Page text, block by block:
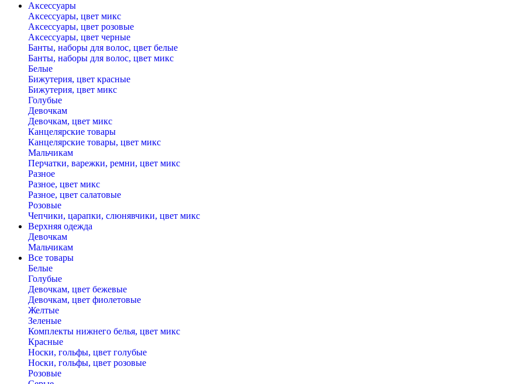
Аксессуары
Аксессуары, цвет микс
Аксессуары, цвет розовые
Аксессуары, цвет черные
Банты, наборы для волос, цвет белые
Банты, наборы для волос, цвет микс
Белые
Бижутерия, цвет красные
Бижутерия, цвет микс
Голубые
Девочкам
Девочкам, цвет микс
Канцелярские товары
Канцелярские товары, цвет микс
Мальчикам
Перчатки, варежки, ремни, цвет микс
Разное
Разное, цвет микс
Разное, цвет салатовые
Розовые
Чепчики, царапки, слюнявчики, цвет микс
Верхняя одежда
Девочкам
Мальчикам
Все товары
Белые
Голубые
Девочкам, цвет бежевые
Девочкам, цвет фиолетовые
Желтые
Зеленые
Комплекты нижнего белья, цвет микс
Красные
Носки, гольфы, цвет голубые
Носки, гольфы, цвет розовые
Розовые